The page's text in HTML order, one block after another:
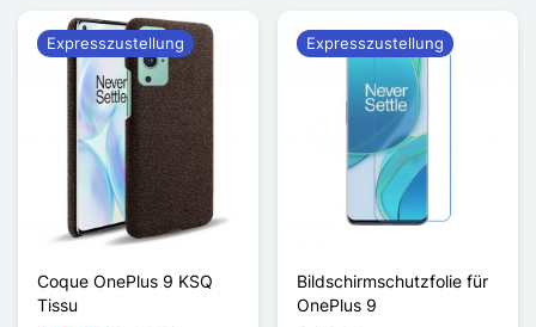
Coque OnePlus 9 KSQ
Tissu
Expresszustellung
Bildschirmschutzfolie für
OnePlus 9
Expresszustellung